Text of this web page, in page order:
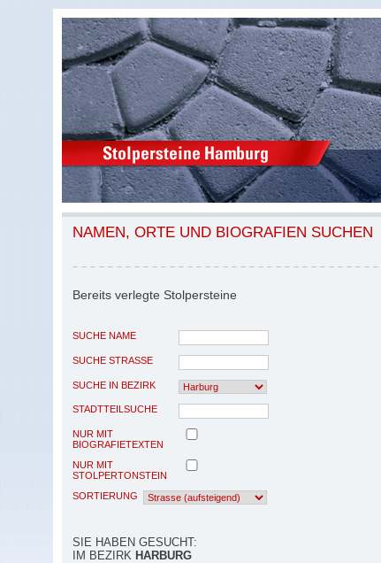
NAMEN, ORTE UND BIOGRAFIEN SUCHEN
Bereits verlegte Stolpersteine
SUCHE NAME
SUCHE STRASSE
SUCHE IN BEZIRK
STADTTEILSUCHE
NUR MIT
BIOGRAFIETEXTEN
NUR MIT
STOLPERTONSTEIN
SORTIERUNG
SIE HABEN GESUCHT:
IM BEZIRK HARBURG